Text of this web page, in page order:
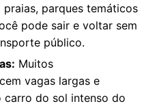
parques temáticos
pode sair e voltar sem
público.
Muitos
vagas largas e
do sol intenso do